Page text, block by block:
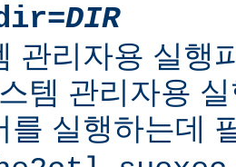
DIR
관리자용 실행
템 관리자용
를 실행하는데